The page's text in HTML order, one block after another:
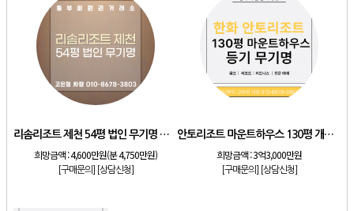
리솜리조트 제천 54평 법인 무기명 회원제
희망금액 :4,600만원(분 4,750만원)
[구매문의] [상담신청]
안토리조트 마운트하우스 130평 개인 기명
희망금액 :3억3,000만원
[구매문의] [상담신청]